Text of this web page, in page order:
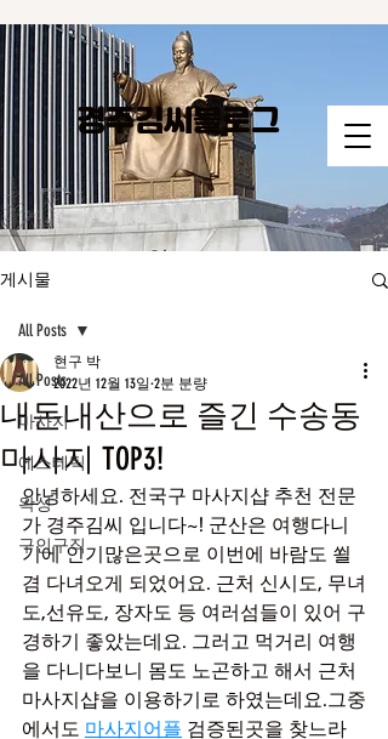
경주김씨​블로그
게시물
All Posts
마사지
에스테틱
왁싱
구인구직
All Posts
내돈내산으로 즐긴 수송동
마사지 TOP3!
현구 박
2022년 12월 13일 2분 분량
안녕하세요. 전국구 마사지샵 추천 전문
가 경주김씨 입니다~! 군산은 여행다니
기에 인기많은곳으로 이번에 바람도 쐴
겸 다녀오게 되었어요. 근처 신시도, 무녀
도,선유도, 장자도 등 여러섬들이 있어 구
경하기 좋았는데요. 그러고 먹거리 여행
을 다니다보니 몸도 노곤하고 해서 근처
마사지샵을 이용하기로 하였는데요.그중
에서도 마사지어플 검증된곳을 찾느라